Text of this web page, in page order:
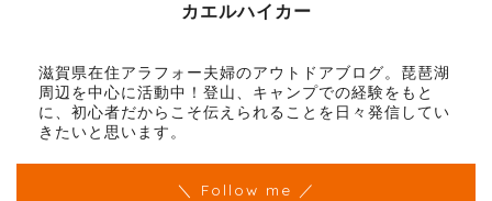
カエルハイカー
滋賀県在住アラフォー夫婦のアウトドアブログ。琵琶湖
周辺を中心に活動中！登山、キャンプでの経験をもと
に、初心者だからこそ伝えられることを日々発信してい
きたいと思います。
＼ Follow me ／